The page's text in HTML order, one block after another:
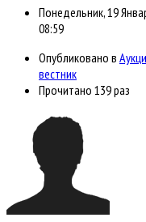
Понедельник, 19
08:59
Опубликовано в
вестник
Прочитано 139 раз